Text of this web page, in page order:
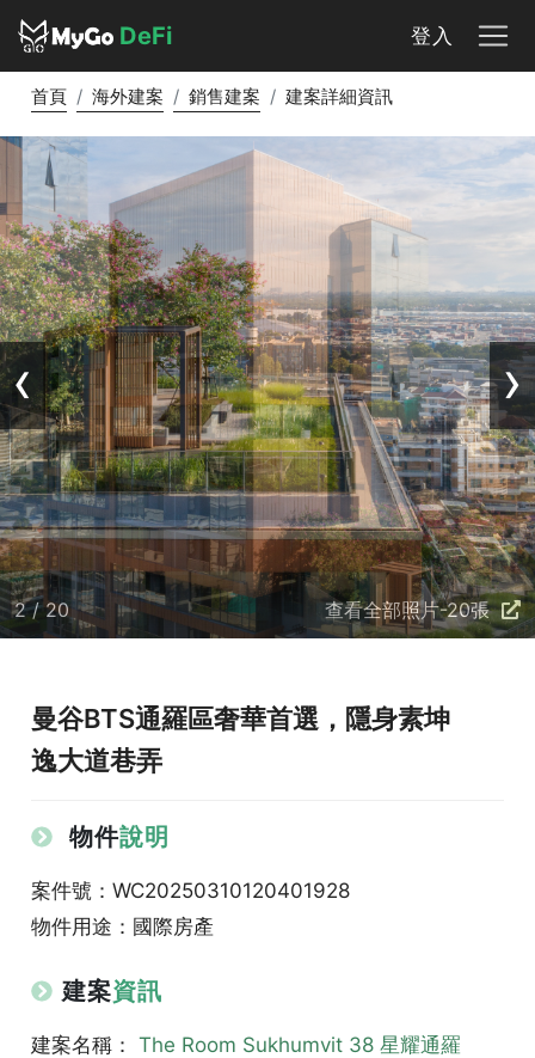
DeFi 登入
首頁 海外建案 銷售建案 建案詳細資訊
2 / 20 查看全部照片-20張
‹ ›
曼谷BTS通羅區奢華首選，隱身素坤
逸大道巷弄
物件說明
案件號：WC20250310120401928
物件用途：國際房產
建案資訊
建案名稱：The Room Sukhumvit 38 星耀通羅